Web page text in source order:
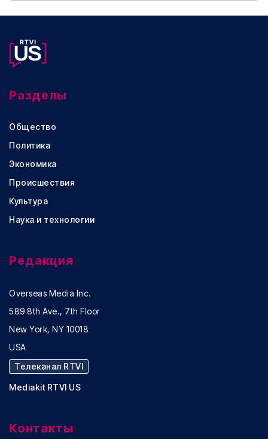
Разделы
Общество
Политика
Экономика
Происшествия
Культура
Наука и технологии
Редакция
Overseas Media Inc.
589 8th Ave., 7th Floor
New York, NY 10018
USA
Телеканал RTVI
Mediakit RTVI US
Контакты